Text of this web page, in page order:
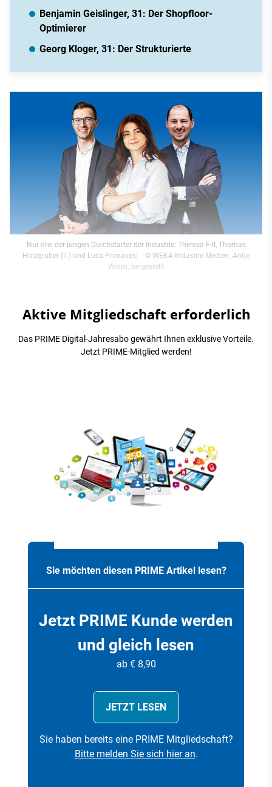
Benjamin Geislinger, 31: Der Shopfloor-
Optimierer
Georg Kloger, 31: Der Strukturierte
Nur drei der jungen Durchstarter der Industrie: Theresa Fill, Thomas
Holzgruber (li.) und Luca Primavesi - © WEKA Industrie Medien; Antje
Wolm; beigestellt
Aktive Mitgliedschaft erforderlich
Das PRIME Digital-Jahresabo gewährt Ihnen exklusive Vorteile.
Jetzt PRIME-Mitglied werden!
Sie möchten diesen PRIME Artikel lesen?
Jetzt PRIME Kunde werden
und gleich lesen
ab € 8,90
JETZT LESEN
Sie haben bereits eine PRIME Mitgliedschaft?
Bitte melden Sie sich hier an.